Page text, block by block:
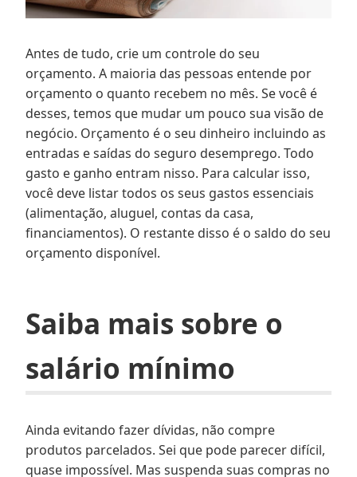
Antes de tudo, crie um controle do seu
orçamento. A maioria das pessoas entende por
orçamento o quanto recebem no mês. Se você é
desses, temos que mudar um pouco sua visão de
negócio. Orçamento é o seu dinheiro incluindo as
entradas e saídas do seguro desemprego. Todo
gasto e ganho entram nisso. Para calcular isso,
você deve listar todos os seus gastos essenciais
(alimentação, aluguel, contas da casa,
financiamentos). O restante disso é o saldo do seu
orçamento disponível.
Saiba mais sobre o
salário mínimo
Ainda evitando fazer dívidas, não compre
produtos parcelados. Sei que pode parecer difícil,
quase impossível. Mas suspenda suas compras no